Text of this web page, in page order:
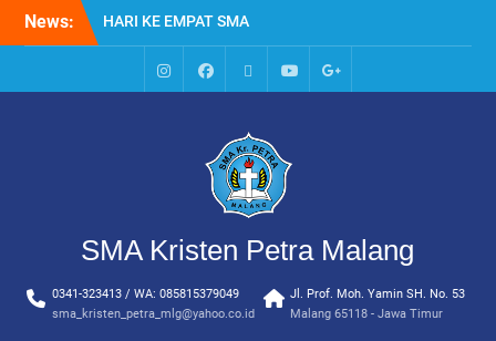
News:
HARI KE EMPAT SMA
KRISTEN PETRA MALANG
MPLS HARI KE TIGA SMA
KRISTEN PETRA MALANG
LINGKUNGAN SEKOLAH DI
SMA KRISTEN PETRA
AJARAN BARU YBPK
MPLS HARI KE 5 SMA
KRISTEN PETRA MALANG
IG
FacebookWhatsappYoutubeGoogle+
SMA Kristen Petra Malang
0341-323413 / WA: 085815379049
sma_kristen_petra_mlg@yahoo.co.id
Jl. Prof. Moh. Yamin SH. No. 53
Malang 65118 - Jawa Timur